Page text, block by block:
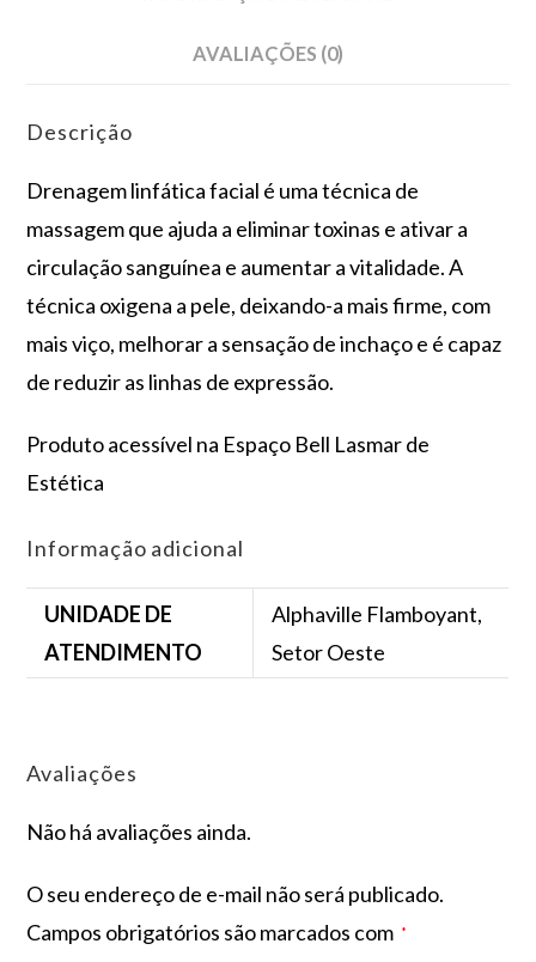
AVALIAÇÕES (0)
Descrição
Drenagem linfática facial é uma técnica de
massagem que ajuda a eliminar toxinas e ativar a
circulação sanguínea e aumentar a vitalidade. A
técnica oxigena a pele, deixando-a mais firme, com
mais viço, melhorar a sensação de inchaço e é capaz
de reduzir as linhas de expressão.
Produto acessível na Espaço Bell Lasmar de
Estética
Informação adicional
UNIDADE DE
ATENDIMENTO
Alphaville Flamboyant,
Setor Oeste
Avaliações
Não há avaliações ainda.
O seu endereço de e-mail não será publicado.
Campos obrigatórios são marcados com *